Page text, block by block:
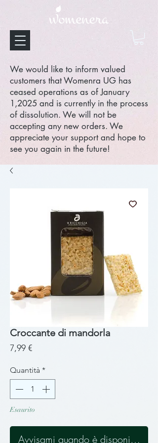
We would like to inform valued
customers that Womenra UG has
ceased operations as of January
1,2025 and is currently in the process
of dissolution. We will not be
accepting any new orders. We
appreciate your support and hope to
see you again in the future!
Croccante di mandorla
7,99 €Prezzo
Quantità *
Esaurito
Avvisami quando è disponibile